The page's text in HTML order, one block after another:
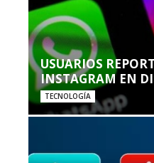
USUARIOS
INSTAGRAM EN
TECNOLOGÍA